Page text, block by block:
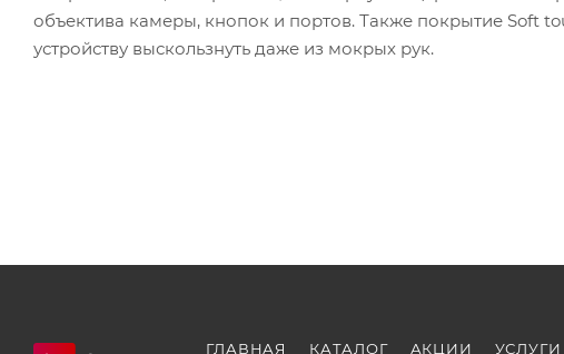
объектива камеры, кнопок и портов. Также покрытие Soft
устройству выскользнуть даже из мокрых рук.
ГЛАВНАЯ КАТАЛОГ АКЦИИ УСЛУГИ